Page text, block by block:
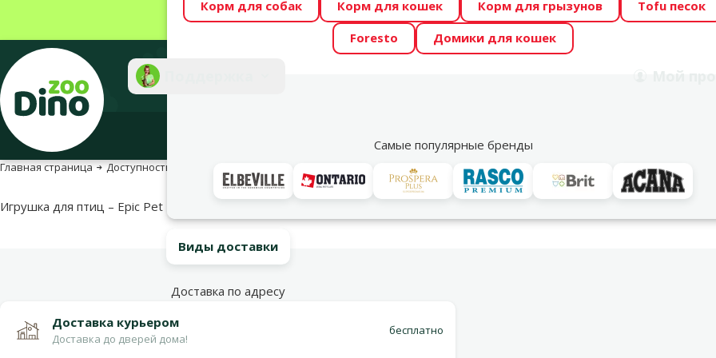
Весь месяц Dino Zoo предлагает отличные цены на ТОП-овые корма! 🍖
Фотоконкурс “GADA ŪSAIŅI”! Возможно Твой питомец станет звездой
Корм для собак Корм для кошек Корм для грызунов
Tofu песок
Foresto
Домики для кошек
Самые популярные бренды
Акции
Главная страница Доступность продукта
Варианты доставки
Игрушка для птиц – Epic Pet Toy of wood hanging with bell, 30 x 12 см
Виды доставки
Доставка по адресу
Доставка курьером
Доставка до дверей дома!
бесплатно